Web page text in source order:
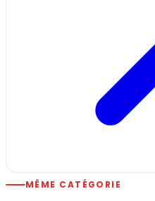
MÊME CATÉGORIE